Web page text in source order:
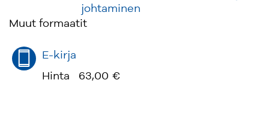
johtaminen
Muut formaatit
E-kirja
Hinta
63,00 €